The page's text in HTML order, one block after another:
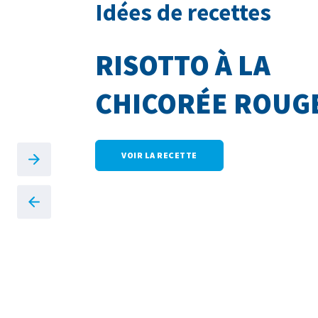
Idées de recettes
RISOTTO À LA
CHICORÉE
VOIR LA RECETTE